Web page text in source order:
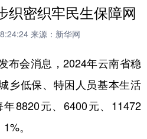
南要闻 本网原创
政务
领导报道集 旅游
教育
社会
图片
服务
织密织牢民生保障网
来源：新华网
会消息，2024年云南省稳
乡低保、特困人员基本生活
8820元、6400元、11472
。